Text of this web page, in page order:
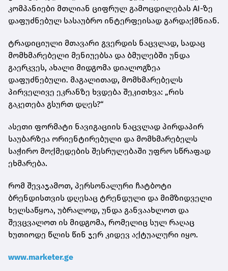
კომპანიები მთლიან ციფრულ გამოცდილებას AI-ზე
დაფუძნებულ სასაუბრო ინტერფეისად გარდაქმნიან.
ტრადიციული მთავარი გვერდის ნაცვლად, სადაც
მომხმარებელი მენიუებსა და ბმულებში უნდა
გაერკვეს, ახალი მიდგომა დიალოგზეა
დაფუძნებული. მაგალითად, მომხმარებელს
პირველივე ეკრანზე ხვდება შეკითხვა: „რის
გაკეთება გსურთ დღეს?“
ასეთი ფორმატი ნავიგაციის ნაცვლად პირდაპირ
საუბარზეა ორიენტირებული და მომხმარებელს
საჭირო მოქმედების შესრულებაში უფრო სწრაფად
ეხმარება.
რომ შევაჯამოთ, პერსონალური ჩატბოტი
ბრენდისთვის დღესაც ტრენდული და მიმზიდველი
ხელსაწყოა, უბრალოდ, უნდა განვაახლოთ და
შევცვალოთ ის მიდგომა, რომელიც სულ რაღაც
ხუთიოდე წლის წინ ჯერ კიდევ აქტუალური იყო.
www.marketer.ge